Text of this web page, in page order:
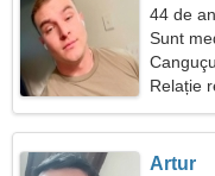
44 de
Sunt
Canguçu
Relație
Artur